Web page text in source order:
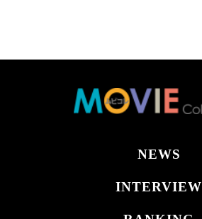
NEWS
INTERVIEW